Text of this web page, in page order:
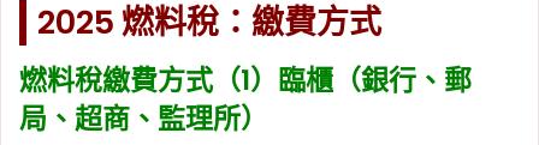
2025 燃料稅：繳費方式
燃料稅繳費方式（1）臨櫃（銀行、郵
局、超商、監理所）